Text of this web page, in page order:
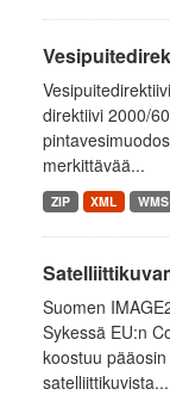
direktiivi 2000/
merkittävää...
ZIP XML WMS
Suomen
Sykessä EU:n
koostuu